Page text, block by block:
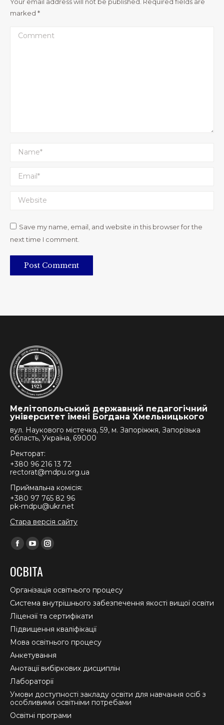
marked *
Comment
Name *
Email *
Website
Save my name, email, and website in this browser for the
next time I comment.
Post Comment
Мелітопольський державний педагогічний
університет імені Богдана Хмельницького
вул. Наукового містечка, 59, м. Запоріжжя, Запорізька
область, Україна, 69000
Ректорат:
+380 96 216 13 72
rectorat@mdpu.org.ua
Приймальна комісія:
+380 97 765 82 96
pk-mdpu@ukr.net
Стара версія сайту
Find us on:
Facebook
opens
in
new
window
YouTube
opens
in
new
window
Instagram
in
new
window
ОСВІТА
Організація освітнього процесу
Система внутрішнього забезпечення якості вищої освіти
Ліцензії та сертифікати
Підвищення кваліфікації
Мова освітнього процесу
Анкетування
Анотації вибіркових дисциплін
Лабораторії
Умови доступності закладу освіти для навчання осіб з
особливими освітніми потребами
Освітні програми